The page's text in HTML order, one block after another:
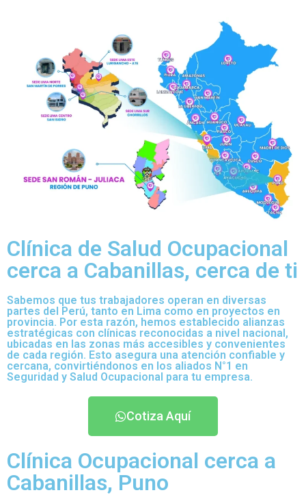
Clínica de Salud Ocupacional
cerca a Cabanillas, cerca de ti
Sabemos que tus trabajadores operan en diversas
partes del Perú, tanto en Lima como en proyectos en
provincia. Por esta razón, hemos establecido alianzas
estratégicas con clínicas reconocidas a nivel nacional,
ubicadas en las zonas más accesibles y convenientes
de cada región. Esto asegura una atención confiable y
cercana, convirtiéndonos en los aliados N°1 en
Seguridad y Salud Ocupacional para tu empresa.
Cotiza Aquí
Clínica Ocupacional cerca a
Cabanillas, Puno